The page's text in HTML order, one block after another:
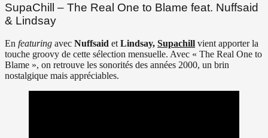
SupaChill – The Real One to Blame feat. Nuffsaid
& Lindsay
En featuring avec Nuffsaid et Lindsay, Supachill vient apporter la
touche groovy de cette sélection mensuelle. Avec « The Real One to
Blame », on retrouve les sonorités des années 2000, un brin
nostalgique mais appréciables.